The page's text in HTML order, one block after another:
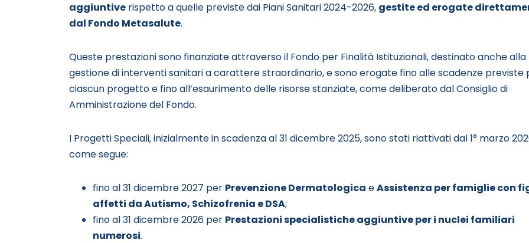
aggiuntive rispetto a quelle previste dai Piani Sanitari 2024-2026, gestite ed erogate
dal Fondo Metasalute.
Queste prestazioni sono finanziate attraverso il Fondo per Finalità Istituzionali, destinato anche alla
gestione di interventi sanitari a carattere straordinario, e sono erogate fino alle scadenze previste
ciascun progetto e fino all’esaurimento delle risorse stanziate, come deliberato dal Consiglio di
Amministrazione del Fondo.
I Progetti Speciali, inizialmente in scadenza al 31 dicembre 2025, sono stati riattivati dal 1° marzo
come segue:
fino al 31 dicembre 2027 per Prevenzione Dermatologica eAssistenza per famiglie con
affetti da Autismo, Schizofrenia e DSA;
fino al 31 dicembre 2026 per Prestazioni specialistiche aggiuntive per i nuclei familiari
numerosi.